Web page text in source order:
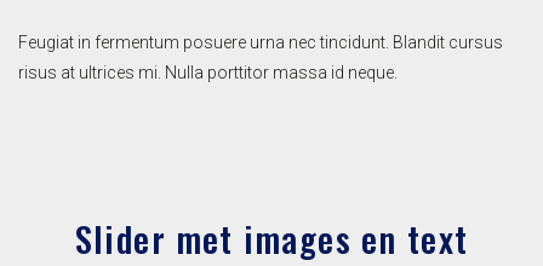
Feugiat in fermentum posuere urna nec tincidunt. Blandit cursus
risus at ultrices mi. Nulla porttitor massa id neque.
Slider met images en text